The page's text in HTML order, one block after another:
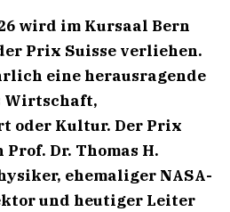
wird im Kursaal Bern
Prix Suisse verliehen.
eine herausragende
Wirtschaft,
oder Kultur. Der Prix
Prof. Dr. Thomas H.
ehemaliger NASA-
und heutiger Leiter